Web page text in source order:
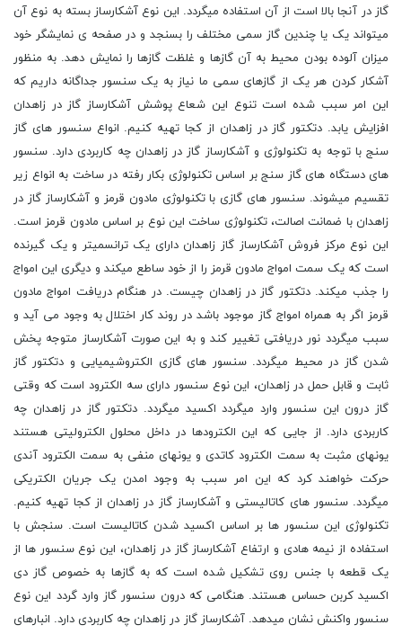
گاز در آنجا بالا است از آن استفاده میگردد. این نوع آشکارساز بسته به نوع آن
میتواند یک یا چندین گاز سمی مختلف را بسنجد و در صفحه ی نمایشگر خود
میزان آلوده بودن محیط به آن گازها و غلظت گازها را نمایش دهد. به منظور
آشکار کردن هر یک از گازهای سمی ما نیاز به یک سنسور جداگانه داریم که
این امر سبب شده است تنوع این شعاع پوشش آشکارساز گاز در زاهدان
افزایش یابد. دتکتور گاز در زاهدان از کجا تهیه کنیم. انواع سنسور های گاز
سنج با توجه به تکنولوژی و آشکارساز گاز در زاهدان چه کاربردی دارد. سنسور
های دستگاه های گاز سنج بر اساس تکنولوژی بکار رفته در ساخت به انواع زیر
تقسیم میشوند. سنسور های گازی با تکنولوژی مادون قرمز و آشکارساز گاز در
زاهدان با ضمانت اصالت، تکنولوژی ساخت این نوع بر اساس مادون قرمز است.
این نوع مرکز فروش آشکارساز گاز زاهدان دارای یک ترانسمیتر و یک گیرنده
است که یک سمت امواج مادون قرمز را از خود ساطع میکند و دیگری این امواج
را جذب میکند. دتکتور گاز در زاهدان چیست. در هنگام دریافت امواج مادون
قرمز اگر به همراه امواج گاز موجود باشد در روند کار اختلال به وجود می آید و
سبب میگردد نور دریافتی تغییر کند و به این صورت آشکارساز متوجه پخش
شدن گاز در محیط میگردد. سنسور های گازی الکتروشیمیایی و دتکتور گاز
ثابت و قابل حمل در زاهدان، این نوع سنسور دارای سه الکترود است که وقتی
گاز درون این سنسور وارد میگردد اکسید میگردد. دتکتور گاز در زاهدان چه
کاربردی دارد. از جایی که این الکترودها در داخل محلول الکترولیتی هستند
یونهای مثبت به سمت الکترود کاتدی و یونهای منفی به سمت الکترود آندی
حرکت خواهند کرد که این امر سبب به وجود امدن یک جریان الکتریکی
میگردد. سنسور های کاتالیستی و آشکارساز گاز در زاهدان از کجا تهیه کنیم.
تکنولوژی این سنسور ها بر اساس اکسید شدن کاتالیست است. سنجش با
استفاده از نیمه هادی و ارتفاع آشکارساز گاز در زاهدان، این نوع سنسور ها از
یک قطعه با جنس روی تشکیل شده است که به گازها به خصوص گاز دی
اکسید کربن حساس هستند. هنگامی که درون سنسور گاز وارد گردد این نوع
سنسور واکنش نشان میدهد. آشکارساز گاز در زاهدان چه کاربردی دارد. انبارهای